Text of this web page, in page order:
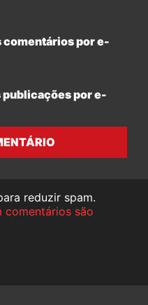
por e-
por e-
reduzir spam.
comentários são